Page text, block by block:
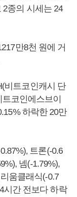
2종의 시세는 24
만8천 원에 거
비트코인캐시 단
코인에스브이
하락한 20만
트론(-0.6
넴(-1.79%),
움클래식(-0.7
시간 전보다 하락